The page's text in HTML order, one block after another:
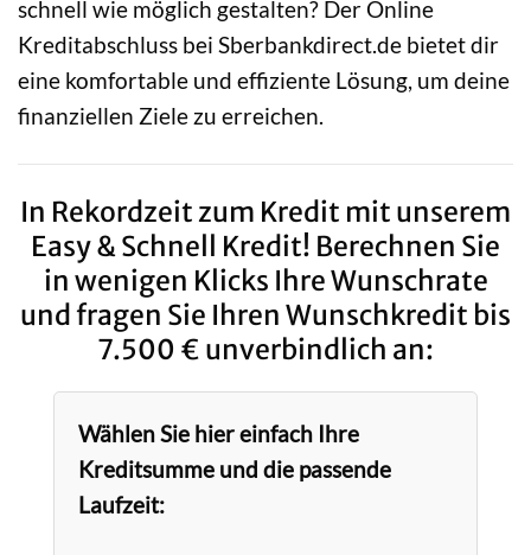
schnell wie möglich gestalten? Der Online
Kreditabschluss bei Sberbankdirect.de bietet dir
eine komfortable und effiziente Lösung, um deine
finanziellen Ziele zu erreichen.
In Rekordzeit zum Kredit mit unserem
Easy & Schnell Kredit! Berechnen Sie
in wenigen Klicks Ihre Wunschrate
und fragen Sie Ihren Wunschkredit bis
7.500 € unverbindlich an:
Wählen Sie hier einfach Ihre
Kreditsumme und die passende
Laufzeit: